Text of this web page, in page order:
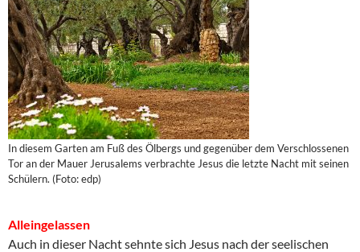
In diesem Garten am Fuß des Ölbergs und gegenüber dem Verschlossenen
Tor an der Mauer Jerusalems verbrachte Jesus die letzte Nacht mit seinen
Schülern. (Foto: edp)
Alleingelassen
Auch in dieser Nacht sehnte sich Jesus nach der seelischen